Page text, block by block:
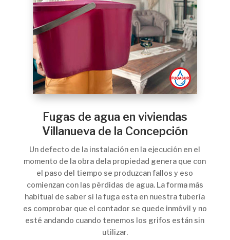
Fugas de agua en viviendas
Villanueva de la Concepción
Un defecto de la instalación en la ejecución en el
momento de la obra dela propiedad genera que con
el paso del tiempo se produzcan fallos y eso
comienzan con las pérdidas de agua. La forma más
habitual de saber si la fuga esta en nuestra tubería
es comprobar que el contador se quede inmóvil y no
esté andando cuando tenemos los grifos están sin
utilizar.